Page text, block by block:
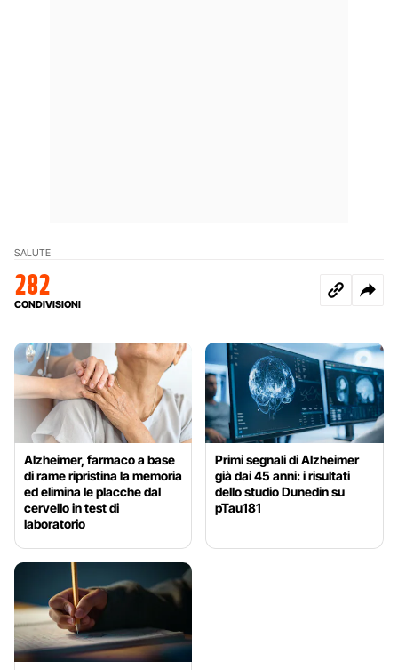
SALUTE
282
CONDIVISIONI
Alzheimer, farmaco a base
di rame ripristina la memoria
ed elimina le placche dal
cervello in test di
laboratorio
Primi segnali di Alzheimer
già dai 45 anni: i risultati
dello studio Dunedin su
pTau181